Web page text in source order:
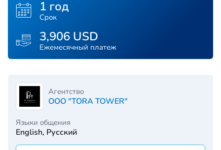
1 год
Срок
3,906 USD
Ежемесячный платеж
Агентство
OOO "TORA TOWER"
Языки общения
English, Русский